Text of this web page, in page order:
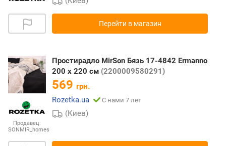
Перейти в магазин
Продавец:
SONMIR_homes
Простирадло MirSon Бязь 17-4842 Ermanno
200 х 220 см (2200009580291)
569 грн.
Rozetka.ua
С нами 7 лет
(Киев)